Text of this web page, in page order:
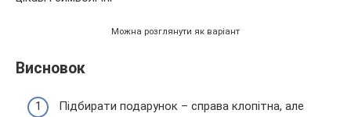
Можна розглянути як варіант
Висновок
Підбирати подарунок – справа клопітна, але